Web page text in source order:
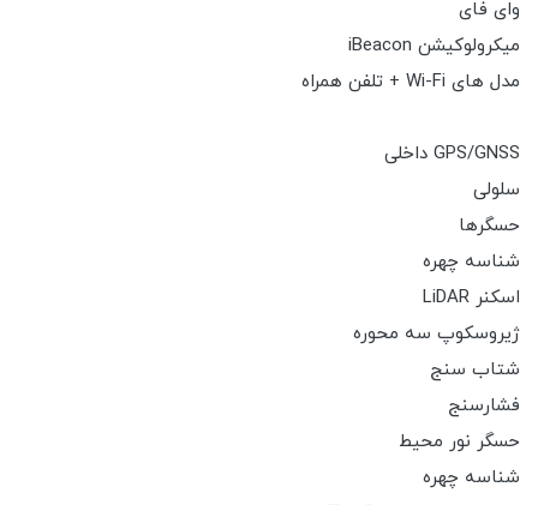
وای فای
میکرولوکیشن iBeacon
مدل های Wi-Fi + تلفن همراه
GPS/GNSS داخلی
سلولی
حسگرها
شناسه چهره
اسکنر LiDAR
ژیروسکوپ سه محوره
شتاب سنج
فشارسنج
حسگر نور محیط
شناسه چهره